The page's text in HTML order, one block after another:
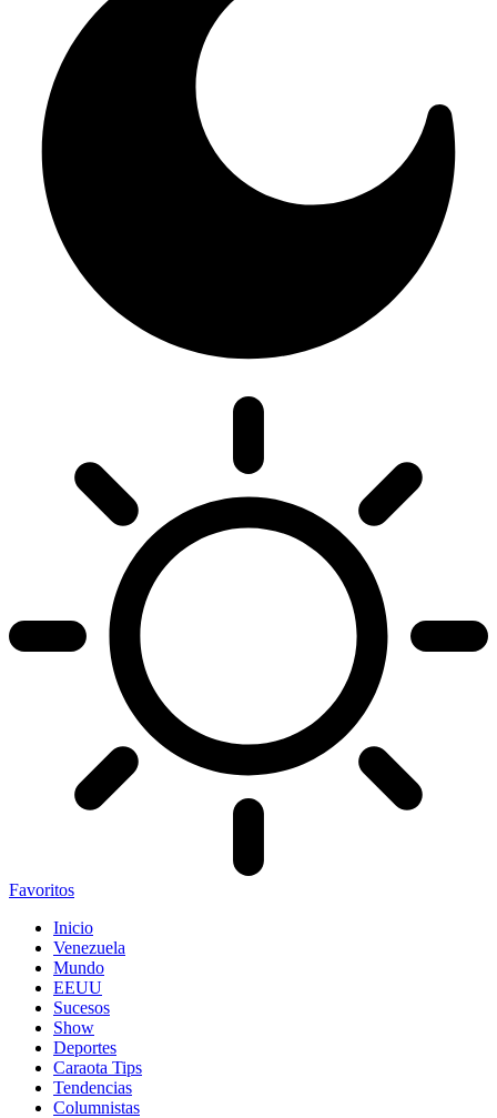
Favoritos
Inicio
Venezuela
Mundo
EEUU
Sucesos
Show
Deportes
Caraota Tips
Tendencias
Columnistas